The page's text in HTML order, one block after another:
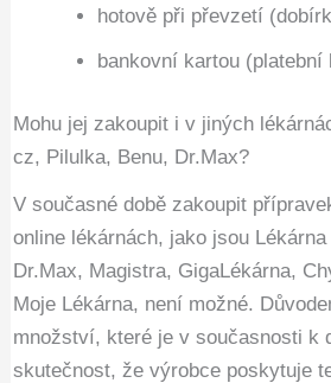
hotově při převzetí
bankovní kartou (platební
Mohu jej zakoupit i v jiných
cz, Pilulka, Benu, Dr.Max?
V současné době zakoupit
online lékárnách, jako jsou
Dr.Max, Magistra, GigaLékárna,
Moje Lékárna, není možné.
množství, které je v současnosti k
skutečnost, že výrobce poskytuje